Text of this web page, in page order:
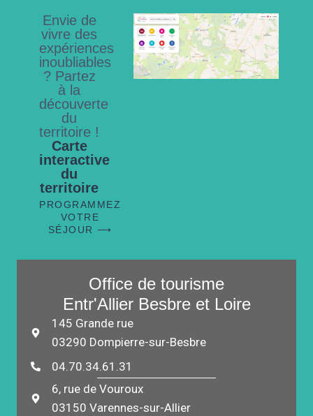
Envie de
vivre des
expériences
inoubliables
? Partez
à la
découverte
du
territoire !
Carte
interactive
du
territoire
PROGRAMMEZ
VOTRE
SÉJOUR ⟶
Office de tourisme
Entr'Allier Besbre et Loire
145 Grande rue
03290 Dompierre-sur-Besbre
04.70.34.61.31
6, rue de Vouroux
03150 Varennes-sur-Allier